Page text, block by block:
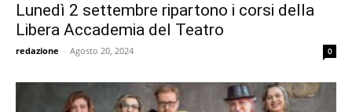
Lunedì 2 settembre ripartono i corsi della
Libera Accademia del Teatro
redazione - Agosto 20, 2024 0